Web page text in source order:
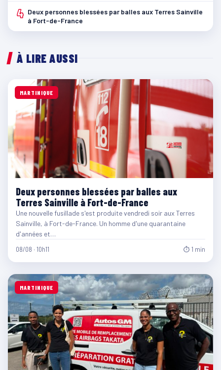
4 Deux personnes blessées par balles aux Terres Sainville
à Fort-de-France
À LIRE AUSSI
MARTINIQUE
Deux personnes blessées par balles aux
Terres Sainville à Fort-de-France
Une nouvelle fusillade s'est produite vendredi soir aux Terres
Sainville, à Fort-de-France. Un homme d'une quarantaine
d'années et…
08/08 · 10h11 ⏱ 1 min
MARTINIQUE